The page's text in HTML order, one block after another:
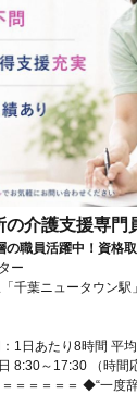
の介護支援専門
職員活躍中！資格
ー
千葉ニュータウン駅
1日あたり8時間 平
8:30～17:30 （時間
＝＝＝＝＝ ◆“一度